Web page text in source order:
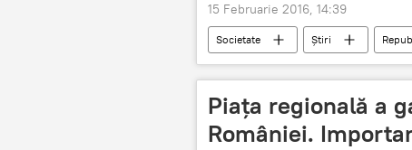
15 Februarie 2016, 14:39
Societate Știri
Piaţa regională a
României.